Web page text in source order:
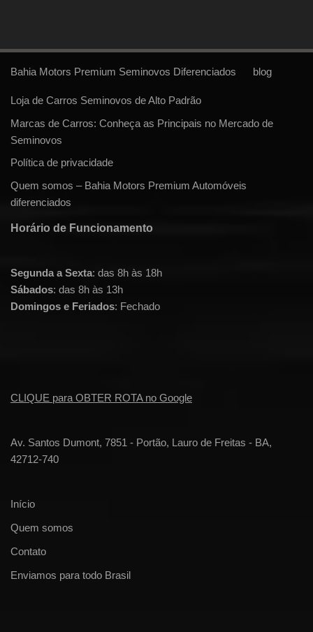
Bahia Motors Premium Seminovos Diferenciados blog
Loja de Carros Seminovos de Alto Padrão
Marcas de Carros: Conheça as Principais no Mercado de
Seminovos
Política de privacidade
Quem somos – Bahia Motors Premium Automóveis
diferenciados
Horário de Funcionamento
Segunda a Sexta: das 8h às 18h
Sábados: das 8h às 13h
Domingos e Feriados: Fechado
CLIQUE para OBTER ROTA no Google
Av. Santos Dumont, 7851 - Portão, Lauro de Freitas - BA,
42712-740
Início
Quem somos
Contato
Enviamos para todo Brasil